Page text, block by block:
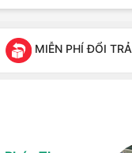
MIỄN PHÍ ĐỔI TRẢ